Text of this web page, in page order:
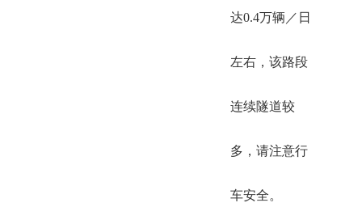
达0.4万辆／日
左右，该路段
连续隧道较
多，请注意行
车安全。